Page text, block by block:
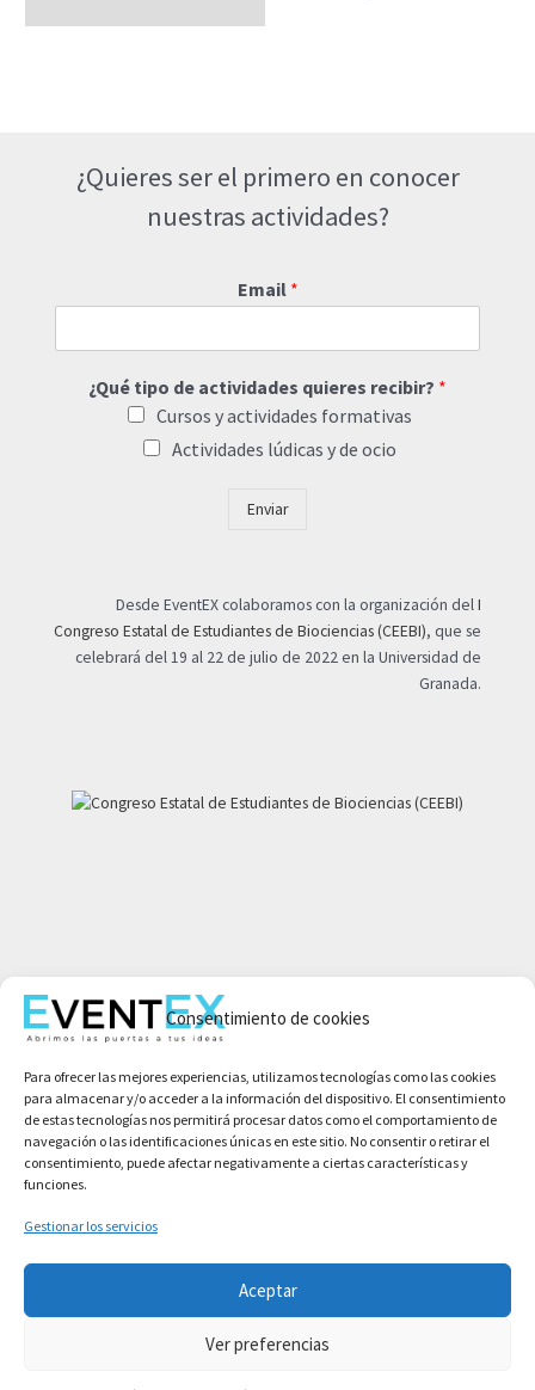
Consentimiento de cookies
Para ofrecer las mejores experiencias, utilizamos tecnologías como las cookies
para almacenar y/o acceder a la información del dispositivo. El consentimiento
de estas tecnologías nos permitirá procesar datos como el comportamiento de
navegación o las identificaciones únicas en este sitio. No consentir o retirar el
consentimiento, puede afectar negativamente a ciertas características y
funciones.
Gestionar los servicios
Aceptar
Ver preferencias
¿Quieres ser el primero en conocer
nuestras actividades?
Email *
¿Qué tipo de actividades quieres recibir? *
Cursos y actividades formativas
Actividades lúdicas y de ocio
Enviar
Desde EventEX colaboramos con la organización delI
Congreso Estatal de Estudiantes de Biociencias (CEEBI), que se
celebrará del 19 al 22 de julio de 2022 en la Universidad de
Granada.
Aviso legal
Política de privacidad
Condiciones de compra
Política de cookies